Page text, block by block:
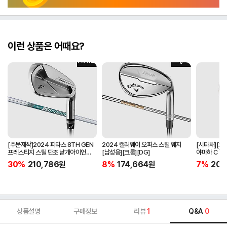
이런 상품은 어때요?
[주문제작]2024 피타스 8TH GEN
프레스티지 스틸 단조 낱개아이언
[남성용][4번][NSPRO950GH
NEO]
30% 210,786원
2024 캘러웨이 오퍼스 스틸 웨지
[남성용][크롬][DG]
8% 174,664원
[시타채][오
야마하 C`s
[여성용][화
ORIGINAL]
7%
상품설명 구매정보 리뷰1 Q&A 0